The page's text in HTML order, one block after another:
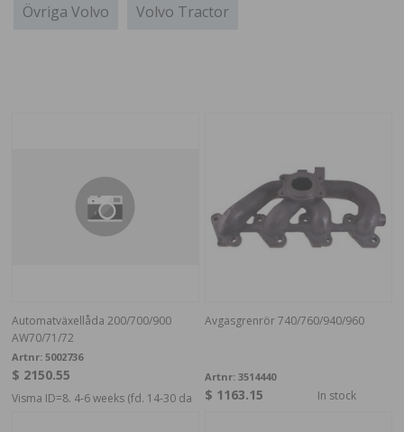
Övriga Volvo Volvo Tractor
Automatväxellåda 200/700/900
AW70/71/72
Artnr: 5002736
$ 2150.55
Visma ID=8. 4-6 weeks (fd. 14-30 da
Avgasgrenrör 740/760/940/960
Artnr: 3514440
$ 1163.15 In stock